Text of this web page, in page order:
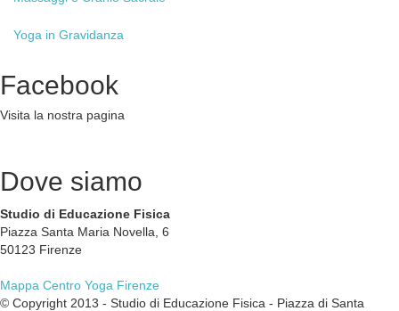
Yoga in Gravidanza
Facebook
Visita la nostra pagina
Dove siamo
Studio di Educazione Fisica
Piazza Santa Maria Novella, 6
50123 Firenze
Mappa Centro Yoga Firenze
© Copyright 2013 - Studio di Educazione Fisica - Piazza di Santa